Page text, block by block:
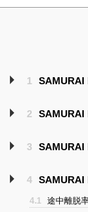
1 SAMURAI
2 SAMURAI
3 SAMURAI
4 SAMURAI
4.1 途中離脱